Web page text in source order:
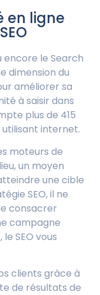
en ligne
le Search
dimension du
améliorer sa
à saisir dans
plus de 415
internet.
moteurs de
un moyen
une cible
SEO, il ne
consacrer
campagne
SEO vous
clients grâce à
de résultats de